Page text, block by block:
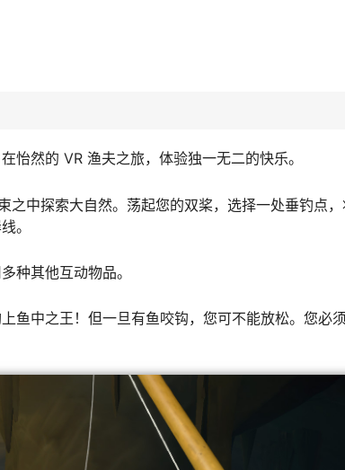
怡然的 VR 渔夫之旅，体验独一无二的快乐。
之中探索大自然。荡起您的双桨，选择一处垂钓点
。
种其他互动物品。
鱼中之王！但一旦有鱼咬钩，您可不能放松。您必